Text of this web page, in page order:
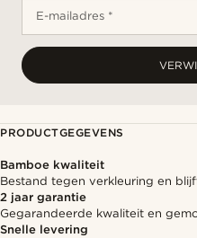
E-mailadres *
PRODUCTGEGEVENS
Bamboe kwaliteit
Bestand tegen verkleuring en
2 jaar garantie
Gegarandeerde kwaliteit en
Snelle levering